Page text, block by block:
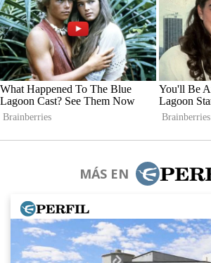
MÁS EN